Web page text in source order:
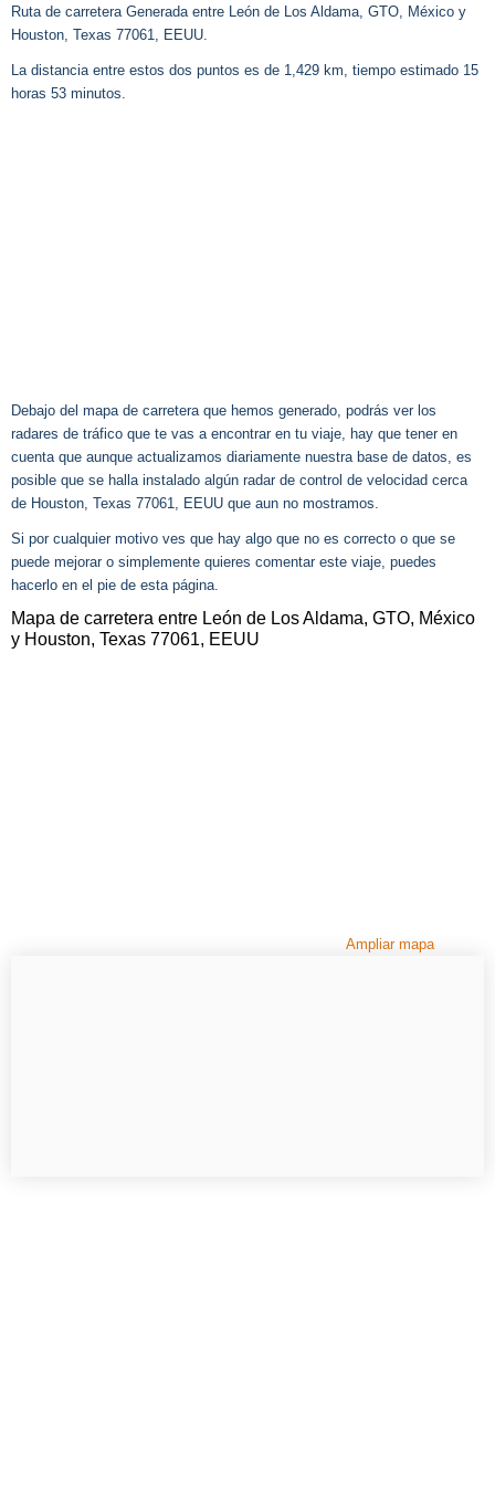
Ruta de carretera Generada entre León de Los Aldama, GTO, México y
Houston, Texas 77061, EEUU.
La distancia entre estos dos puntos es de 1,429 km, tiempo estimado 15
horas 53 minutos.
Debajo del mapa de carretera que hemos generado, podrás ver los
radares de tráfico que te vas a encontrar en tu viaje, hay que tener en
cuenta que aunque actualizamos diariamente nuestra base de datos, es
posible que se halla instalado algún radar de control de velocidad cerca
de Houston, Texas 77061, EEUU que aun no mostramos.
Si por cualquier motivo ves que hay algo que no es correcto o que se
puede mejorar o simplemente quieres comentar este viaje, puedes
hacerlo en el pie de esta página.
Mapa de carretera entre León de Los Aldama, GTO, México
y Houston, Texas 77061, EEUU
Ampliar mapa